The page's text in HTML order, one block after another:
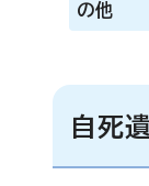
の他
自死